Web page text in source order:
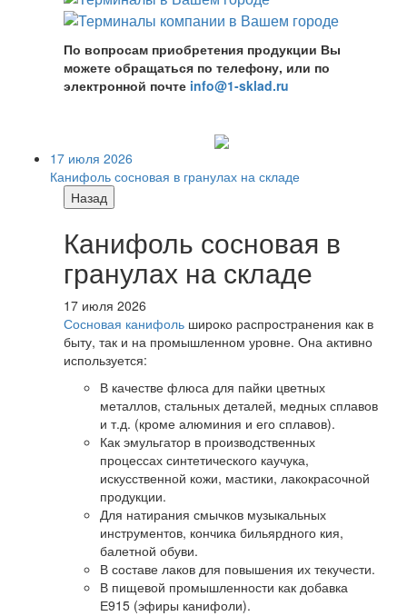
По вопросам приобретения продукции Вы
можете обращаться по телефону, или по
электронной почте info@1-sklad.ru
17 июля 2026
Канифоль сосновая в гранулах на складе
Назад
Канифоль сосновая в
гранулах на складе
17 июля 2026
Сосновая канифоль широко распространения как в
быту, так и на промышленном уровне. Она активно
используется:
В качестве флюса для пайки цветных
металлов, стальных деталей, медных сплавов
и т.д. (кроме алюминия и его сплавов).
Как эмульгатор в производственных
процессах синтетического каучука,
искусственной кожи, мастики, лакокрасочной
продукции.
Для натирания смычков музыкальных
инструментов, кончика бильярдного кия,
балетной обуви.
В составе лаков для повышения их текучести.
В пищевой промышленности как добавка
Е915 (эфиры канифоли).